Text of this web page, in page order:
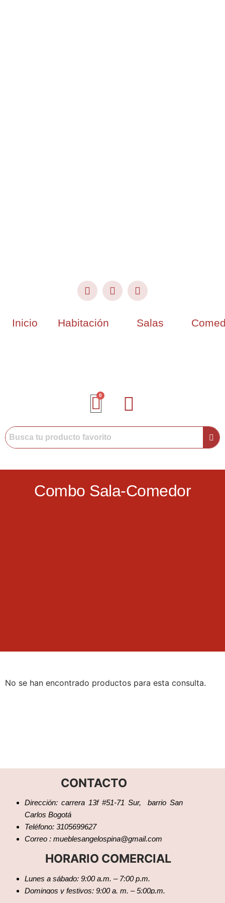
Inicio Habitación Salas
Combo Sala-Comedor
No se han encontrado productos para esta consulta.
CONTACTO
Dirección: carrera 13f #51-71 Sur, barrio San
Carlos Bogotá
Teléfono: 3105699627
Correo : mueblesangelospina@gmail.com
HORARIO COMERCIAL
Lunes a sábado: 9:00 a.m. – 7:00 p.m.
Domingos y festivos: 9:00 a. m. – 5:00p.m.